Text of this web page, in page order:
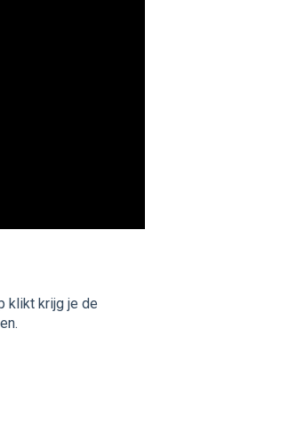
klikt krijg je de